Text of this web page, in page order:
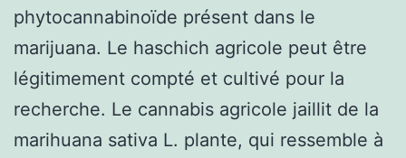
phytocannabinoïde présent dans le
marijuana. Le haschich agricole peut être
légitimement compté et cultivé pour la
recherche. Le cannabis agricole jaillit de la
marihuana sativa L. plante, qui ressemble à